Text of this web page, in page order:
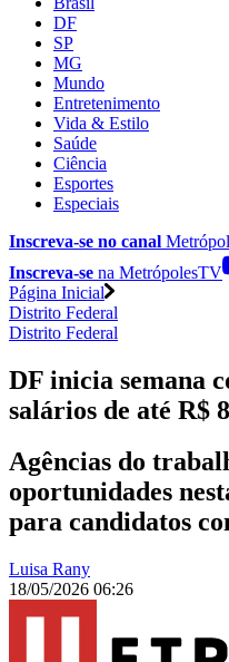
DF
SP
MG
Mundo
Entretenimento
Vida & Estilo
Saúde
Ciência
Esportes
Especiais
Inscreva-se no canal
Inscreva-se na MetrópolesTV
Página Inicial
Distrito Federal
Distrito Federal
DF inicia semana
salários de até R$
Agências do
oportunidades
para candidatos
Luisa Rany
18/05/2026 06:26